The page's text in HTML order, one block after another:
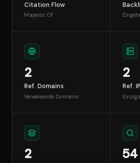
Citation Flow
Majestic CF
2
Ref. Domains
Verweisende Domains
2
Ref.
2 54